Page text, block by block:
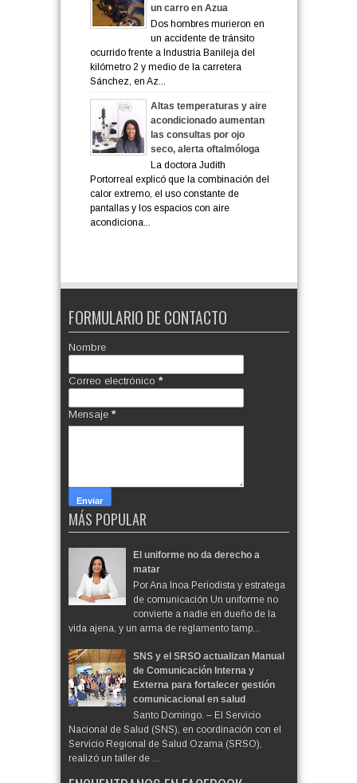
un carro en Azua
Dos hombres murieron en
un accidente de tránsito
ocurrido frente a Industria Banileja del
kilómetro 2 y medio de la carretera
Sánchez, en Az...
Altas temperaturas y aire
acondicionado aumentan
las consultas por ojo
seco, alerta oftalmóloga
La doctora Judith
Portorreal explicó que la combinación del
calor extremo, el uso constante de
pantallas y los espacios con aire
acondiciona...
FORMULARIO DE CONTACTO
Nombre
Correo electrónico *
Mensaje *
MÁS POPULAR
El uniforme no da derecho a
matar
Por Ana Inoa Periodista y estratega
de comunicación Un uniforme no
convierte a nadie en dueño de la
vida ajena, y un arma de reglamento tamp...
SNS y el SRSO actualizan Manual
de Comunicación Interna y
Externa para fortalecer gestión
comunicacional en salud
Santo Domingo. – El Servicio
Nacional de Salud (SNS), en coordinación con el
Servicio Regional de Salud Ozama (SRSO),
realizó un taller de ...